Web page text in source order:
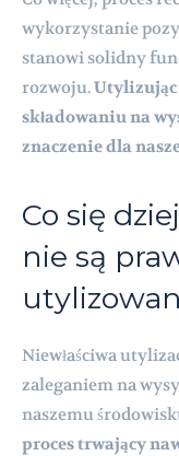
wykorzystanie
stanowi solidny
rozwoju.Utylizując
składowaniu na
znaczenie dla
Co się
nie są
Niewłaściwa
zaleganiem na
naszemu
proces trwający